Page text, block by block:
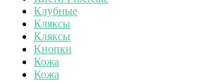
Клубные
Кляксы
Кляксы
Кнопки
Кожа
Кожа